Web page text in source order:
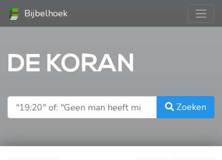
Bijbelhoek
DE KORAN
Zoeken